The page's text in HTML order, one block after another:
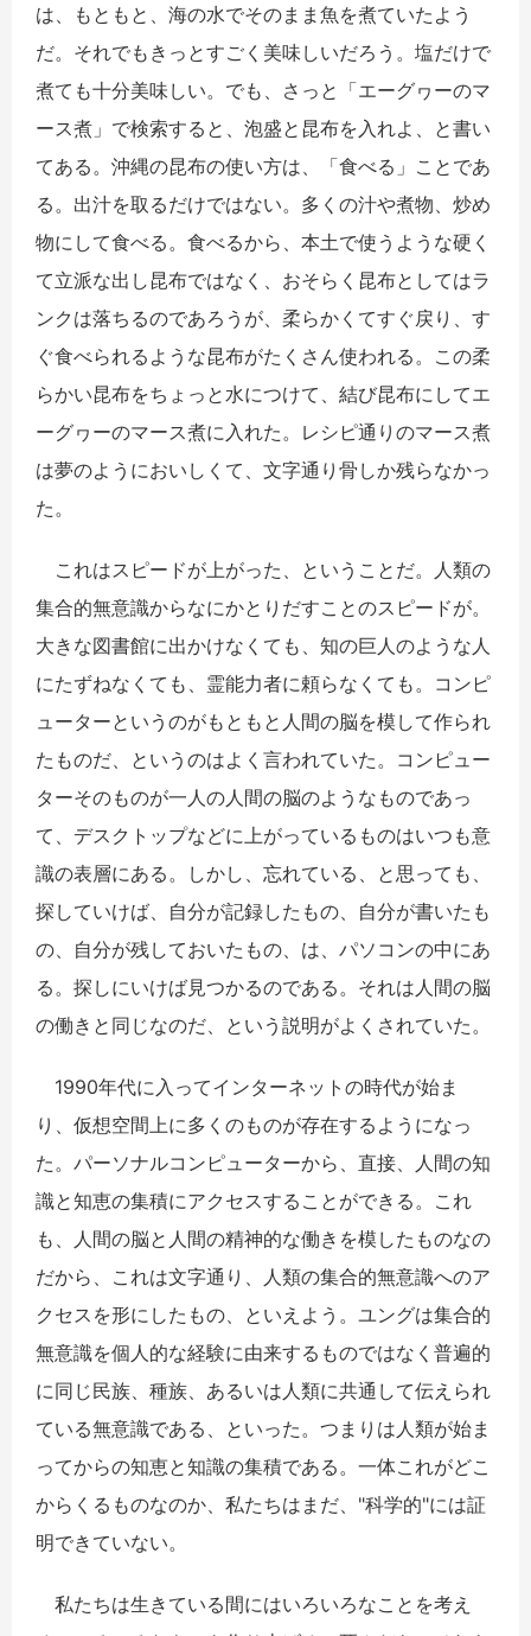
は、もともと、海の水でそのまま魚を煮ていたよう
だ。それでもきっとすごく美味しいだろう。塩だけで
煮ても十分美味しい。でも、さっと「エーグヮーのマ
ース煮」で検索すると、泡盛と昆布を入れよ、と書い
てある。沖縄の昆布の使い方は、「食べる」ことであ
る。出汁を取るだけではない。多くの汁や煮物、炒め
物にして食べる。食べるから、本土で使うような硬く
て立派な出し昆布ではなく、おそらく昆布としてはラ
ンクは落ちるのであろうが、柔らかくてすぐ戻り、す
ぐ食べられるような昆布がたくさん使われる。この柔
らかい昆布をちょっと水につけて、結び昆布にしてエ
ーグヮーのマース煮に入れた。レシピ通りのマース煮
は夢のようにおいしくて、文字通り骨しか残らなかっ
た。
これはスピードが上がった、ということだ。人類の
集合的無意識からなにかとりだすことのスピードが。
大きな図書館に出かけなくても、知の巨人のような人
にたずねなくても、霊能力者に頼らなくても。コンピ
ューターというのがもともと人間の脳を模して作られ
たものだ、というのはよく言われていた。コンピュー
ターそのものが一人の人間の脳のようなものであっ
て、デスクトップなどに上がっているものはいつも意
識の表層にある。しかし、忘れている、と思っても、
探していけば、自分が記録したもの、自分が書いたも
の、自分が残しておいたもの、は、パソコンの中にあ
る。探しにいけば見つかるのである。それは人間の脳
の働きと同じなのだ、という説明がよくされていた。
1990年代に入ってインターネットの時代が始ま
り、仮想空間上に多くのものが存在するようになっ
た。パーソナルコンピューターから、直接、人間の知
識と知恵の集積にアクセスすることができる。これ
も、人間の脳と人間の精神的な働きを模したものなの
だから、これは文字通り、人類の集合的無意識へのア
クセスを形にしたもの、といえよう。ユングは集合的
無意識を個人的な経験に由来するものではなく普遍的
に同じ民族、種族、あるいは人類に共通して伝えられ
ている無意識である、といった。つまりは人類が始ま
ってからの知恵と知識の集積である。一体これがどこ
からくるものなのか、私たちはまだ、"科学的"には証
明できていない。
私たちは生きている間にはいろいろなことを考え